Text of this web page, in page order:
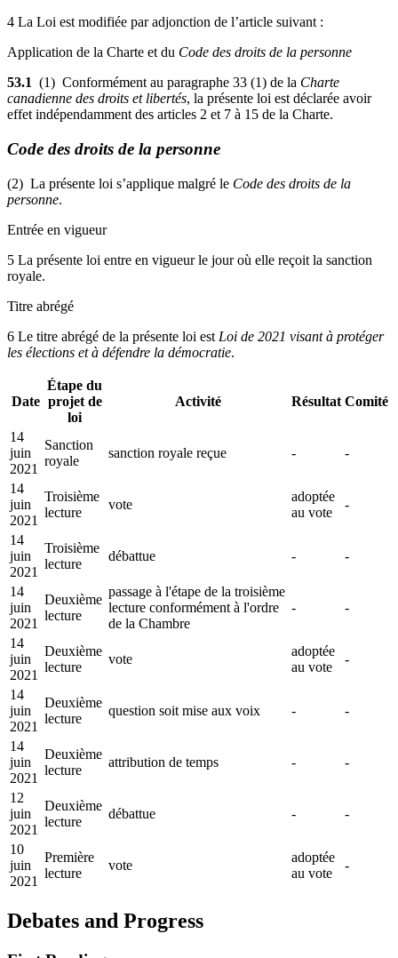
4 La Loi est modifiée par adjonction de l’article suivant :
Application de la Charte et du Code des droits de la personne
53.1 (1) Conformément au paragraphe 33 (1) de la Charte
canadienne des droits et libertés, la présente loi est déclarée avoir
effet indépendamment des articles 2 et 7 à 15 de la Charte.
Code des droits de la personne
(2) La présente loi s’applique malgré le Code des droits de la
personne.
Entrée en vigueur
5 La présente loi entre en vigueur le jour où elle reçoit la sanction
royale.
Titre abrégé
6 Le titre abrégé de la présente loi est Loi de 2021 visant à protéger
les élections et à défendre la démocratie.
Date
Étape du
projet de
loi
Activité Résultat Comité
14
juin
2021
Sanction
royale
sanction royale reçue - -
14
juin
2021
Troisième
lecture
vote
adoptée
au vote
-
14
juin
2021
Troisième
lecture
débattue - -
14
juin
2021
Deuxième
lecture
passage à l'étape de la troisième
lecture conformément à l'ordre
de la Chambre
- -
14
juin
2021
Deuxième
lecture
vote
adoptée
au vote
-
14
juin
2021
Deuxième
lecture
question soit mise aux voix - -
14
juin
2021
Deuxième
lecture
attribution de temps - -
12
juin
2021
Deuxième
lecture
débattue - -
10
juin
2021
Première
lecture
vote
adoptée
au vote
-
Debates and Progress